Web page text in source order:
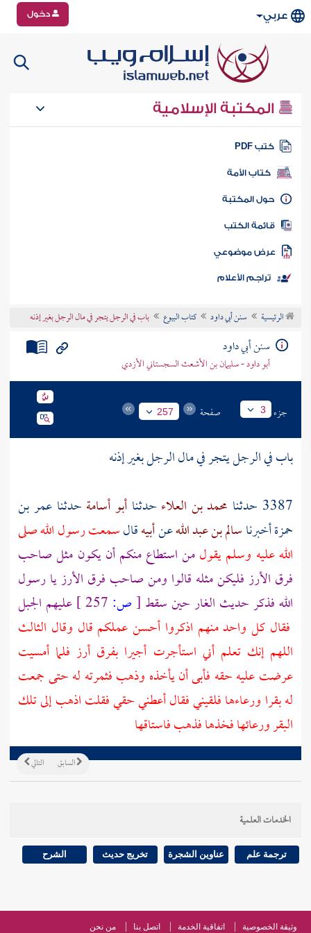
عربي دخول
المكتبة الإسلامية
كتب PDF
كتاب الأمة
المكتبة
الكتب
موضوعي
تراجم الأعلام
الرئيسية سنن أبي داود كتاب البيوع باب في الرجل يتجر في مال الرجل بغير إذنه
سنن أبي داود
أبو داود - سليمان بن الأشعث السجستاني الأزدي
جزء 3 صفحة 257
باب في الرجل يتجر في مال الرجل بغير إذنه
3387 حدثنا
محمد بن العلاء حدثناأبو أسامة حدثناعمر بن
حمزةأخبرناسالم بن عبد اللهعنأبيهقالسمعت رسول الله صلى
الله عليه وسلم يقولمن استطاع منكم أن يكون مثل صاحب
فرق الأرز فليكن مثله قالوا ومن صاحب فرق الأرز يا رسول
الله فذكر حديث الغار حين سقط [ص:
عليهم الجبل
فقال كل واحد منهم اذكروا أحسن عملكم قال وقال الثالث
اللهم إنك تعلم أني استأجرت أجيرا بفرق أرز فلما أمسيت
عرضت عليه حقه فأبى أن يأخذه وذهب فثمرته له حتى جمعت
له بقرا ورعاءها فلقيني فقال أعطني حقي فقلت اذهب إلى تلك
البقر ورعائها فخذها فذهب فاستاقها
التالي السابق
الخدمات العلمية
ترجمة علم عناوين الشجرة تخريج حديث الشرح
وثيقة الخصوصية اتفاقية الخدمة اتصل بنا من نحن